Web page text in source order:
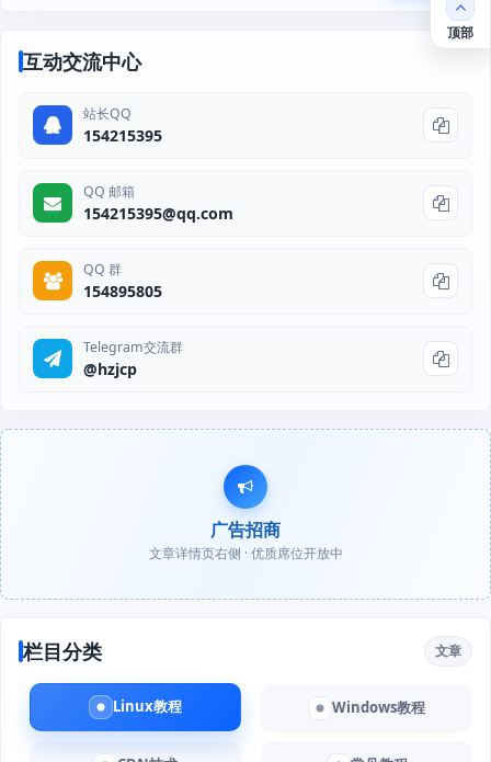
互动交流中心
站长QQ
154215395
QQ 邮箱
154215395@qq.com
QQ 群
154895805
Telegram交流群
@hzjcp
广告招商
文章详情页右侧 · 优质席位开放中
栏目分类 文章
Linux教程 Windows教程
顶部